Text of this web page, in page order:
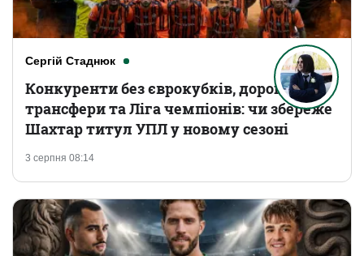
Сергій Стаднюк
3 серпня 08:14
Конкуренти без єврокубків, дорогі
трансфери та Ліга чемпіонів: чи збереже
Шахтар титул УПЛ у новому сезоні